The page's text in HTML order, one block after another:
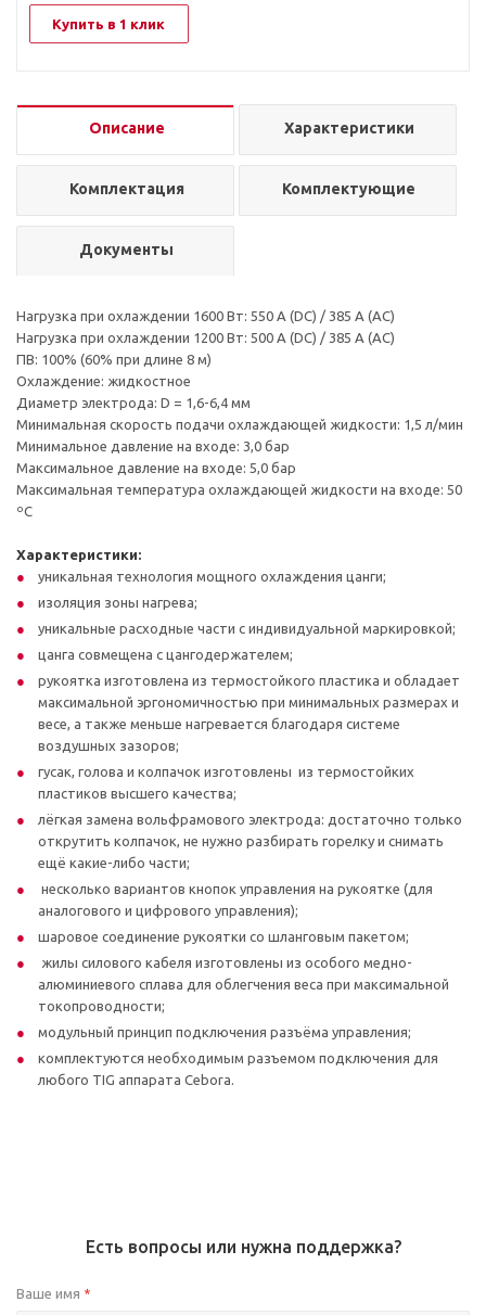
Купить в 1 клик
Описание Характеристики
Комплектация Комплектующие
Документы
Нагрузка при охлаждении 1600 Вт: 550 А (DC) / 385 А (AC)
Нагрузка при охлаждении 1200 Вт: 500 А (DC) / 385 А (AC)
ПВ: 100% (60% при длине 8 м)
Охлаждение: жидкостное
Диаметр электрода: D = 1,6-6,4 мм
Минимальная скорость подачи охлаждающей жидкости: 1,5 л/мин
Минимальное давление на входе: 3,0 бар
Максимальное давление на входе: 5,0 бар
Максимальная температура охлаждающей жидкости на входе: 50
ºC
Характеристики:
уникальная технология мощного охлаждения цанги;
изоляция зоны нагрева;
уникальные расходные части с индивидуальной маркировкой;
цанга совмещена с цангодержателем;
рукоятка изготовлена из термостойкого пластика и обладает
максимальной эргономичностью при минимальных размерах и
весе, а также меньше нагревается благодаря системе
воздушных зазоров;
гусак, голова и колпачок изготовлены из термостойких
пластиков высшего качества;
лёгкая замена вольфрамового электрода: достаточно только
открутить колпачок, не нужно разбирать горелку и снимать
ещё какие-либо части;
несколько вариантов кнопок управления на рукоятке (для
аналогового и цифрового управления);
шаровое соединение рукоятки со шланговым пакетом;
жилы силового кабеля изготовлены из особого медно-
алюминиевого сплава для облегчения веса при максимальной
токопроводности;
модульный принцип подключения разъёма управления;
комплектуются необходимым разъемом подключения для
любого TIG аппарата Cebora.
Есть вопросы или нужна поддержка?
Ваше имя *